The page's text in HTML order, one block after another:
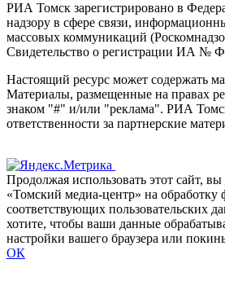
РИА Томск зарегистрировано в
надзору в сфере связи,
массовых коммуникаций
Свидетельство о регистрации ИА №
Настоящий ресурс может содержать
Материалы, размещенные на правах
знаком "#" и/или "реклама". РИА
ответственности за партнерские
Продолжая использовать этот сайт,
«Томский медиа-центр» на обработку
соответствующих пользовательских
хотите, чтобы ваши данные
настройки вашего браузера или
ОК